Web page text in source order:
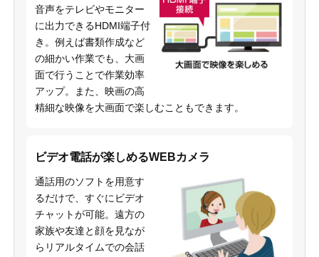
音声をテレビやモニター
に出力できるHDMI端子付
き。例えば書類作成など
の細かい作業でも、大画
面で行うことで作業効率
アップ。また、映画の高
精細な映像を大画面で楽しむこともできます。
ビデオ電話が楽しめるWEBカメラ
通話用のソフトを用意す
るだけで、すぐにビデオ
チャットが可能。遠方の
家族や友達と顔を見なが
らリアルタイムでの会話